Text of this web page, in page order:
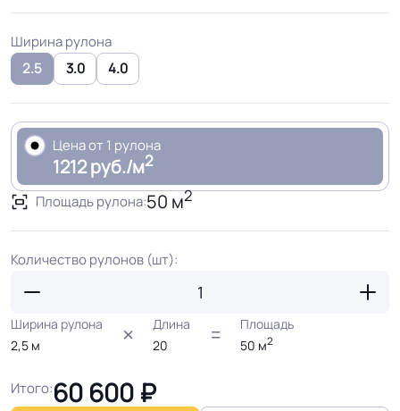
Ширина рулона
2.5
3.0 4.0
Цена от 1 рулона
1212 руб./м2
Площадь рулона:50 м2
Количество рулонов (шт):
Ширина рулона
2,5 м
Длина
20
Площадь
50 м2
Итого:60 600 ₽